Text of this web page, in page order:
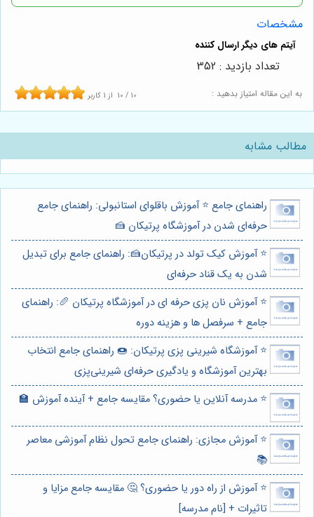
مشخصات
به این مقاله امتیاز بدهید : 10 / 10 از 1 کاربر
تعداد بازدید : 352
مطالب مشابه
راهنمای جامع ⭐️ آموزش باقلوای استانبولی: راهنمای جامع
حرفه‌ای شدن در آموزشگاه پرتیکان 🍰
⭐️ آموزش کیک تولد در پرتیکان🍰: راهنمای جامع برای تبدیل
شدن به یک قناد حرفه‌ای
⭐️ آموزش نان پزی حرفه ای در آموزشگاه پرتیکان 🥖: راهنمای
جامع + سرفصل ها و هزینه دوره
⭐️ آموزشگاه شیرینی پزی پرتیکان: 🍩 راهنمای جامع انتخاب
بهترین آموزشگاه و یادگیری حرفه‌ای شیرینی‌پزی
⭐️ مدرسه آنلاین یا حضوری؟ مقایسه جامع + آینده آموزش 🏫
⭐️ آموزش مجازی: راهنمای جامع تحول نظام آموزشی معاصر
📚
⭐️ آموزش از راه دور یا حضوری؟ 🤔 مقایسه جامع مزایا و
تاثیرات + [نام مدرسه]